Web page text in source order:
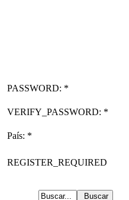
PASSWORD: *
VERIFY_PASSWORD: *
País: *
REGISTER_REQUIRED